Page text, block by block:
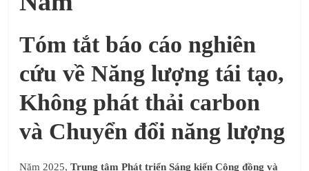
Tóm tắt báo cáo nghiên
cứu về Năng lượng tái tạo,
Không phát thải carbon
và Chuyển đổi năng lượng
Năm 2025,Trung tâm Phát triển Sáng kiến Cộng đồng và